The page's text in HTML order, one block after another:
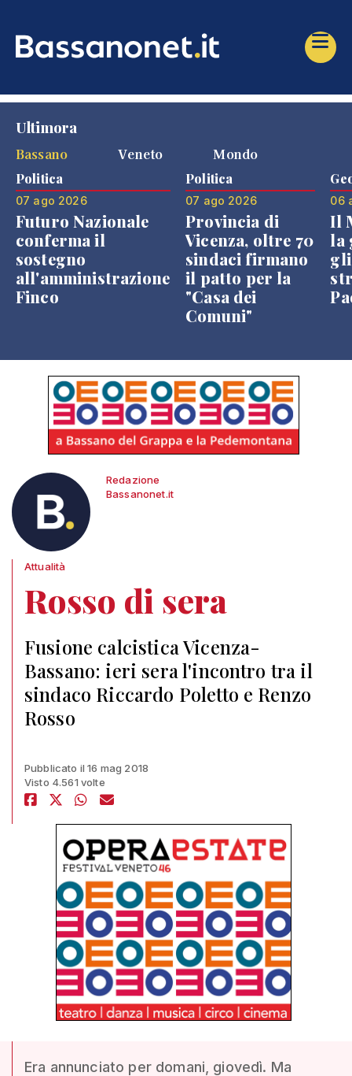
Ultimora
Bassano
Veneto Mondo
Politica
07 ago 2026
Futuro Nazionale
conferma il
sostegno
all'amministrazione
Finco
Politica
07 ago 2026
Provincia di
Vicenza, oltre 70
sindaci firmano
il patto per la
"Casa dei
Comuni"
06
Il
la
Redazione
Bassanonet.it
Attualità
Rosso di sera
Fusione calcistica Vicenza-
Bassano: ieri sera l'incontro tra il
sindaco Riccardo Poletto e Renzo
Rosso
Pubblicato il 16 mag 2018
Visto 4.561 volte
Era annunciato per domani, giovedì. Ma